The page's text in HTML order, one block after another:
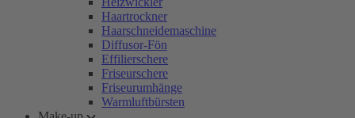
Haartrockner
Haarschneidemaschine
Diffusor-Fön
Effilierschere
Friseurschere
Friseurumhänge
Warmluftbürsten